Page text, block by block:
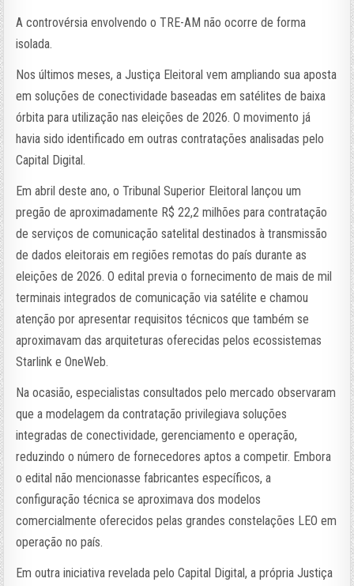
A controvérsia envolvendo o TRE-AM não ocorre de forma
isolada.
Nos últimos meses, a Justiça Eleitoral vem ampliando sua aposta
em soluções de conectividade baseadas em satélites de baixa
órbita para utilização nas eleições de 2026. O movimento já
havia sido identificado em outras contratações analisadas pelo
Capital Digital.
Em abril deste ano, o Tribunal Superior Eleitoral lançou um
pregão de aproximadamente R$ 22,2 milhões para contratação
de serviços de comunicação satelital destinados à transmissão
de dados eleitorais em regiões remotas do país durante as
eleições de 2026. O edital previa o fornecimento de mais de mil
terminais integrados de comunicação via satélite e chamou
atenção por apresentar requisitos técnicos que também se
aproximavam das arquiteturas oferecidas pelos ecossistemas
Starlink e OneWeb.
Na ocasião, especialistas consultados pelo mercado observaram
que a modelagem da contratação privilegiava soluções
integradas de conectividade, gerenciamento e operação,
reduzindo o número de fornecedores aptos a competir. Embora
o edital não mencionasse fabricantes específicos, a
configuração técnica se aproximava dos modelos
comercialmente oferecidos pelas grandes constelações LEO em
operação no país.
Em outra iniciativa revelada pelo Capital Digital, a própria Justiça